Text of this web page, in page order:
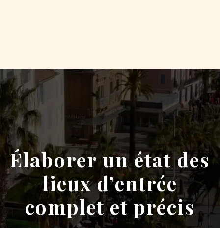
Élaborer un état des
lieux d’entrée
complet et précis